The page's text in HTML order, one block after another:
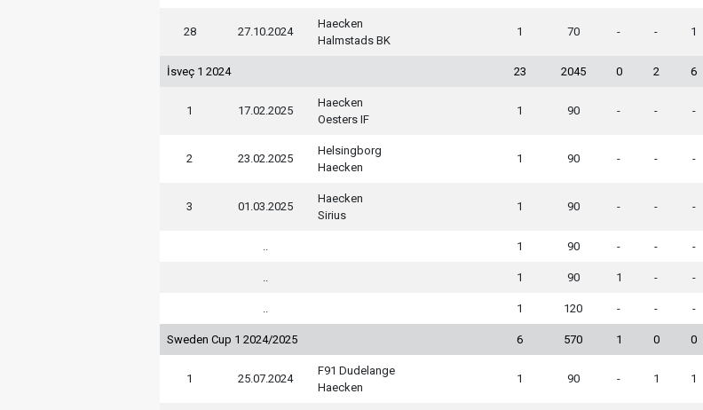
28 27.10.2024
Haecken
Halmstads BK
1 70 - - 1
İsveç 1 2024 23 2045 0 2 6
1 17.02.2025
Haecken
Oesters IF
1 90 - - -
2 23.02.2025
Helsingborg
Haecken
1 90 - - -
3 01.03.2025
Haecken
Sirius
1 90 - - -
1 90 - - -
1 90 1 - -
1 120 - - -
Sweden Cup 1 2024/2025 6 570 1 0 0
1 25.07.2024
F91 Dudelange
Haecken
1 90 - 1 1